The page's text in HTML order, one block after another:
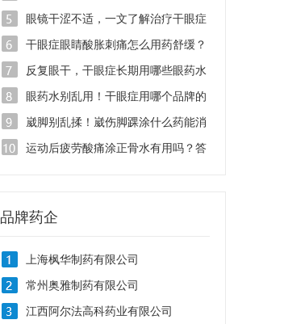
液管用吗？
眼镜干涩不适，一文了解治疗干眼症
的滴眼液有哪些品牌
干眼症眼睛酸胀刺痛怎么用药舒缓？
找准病根是关键
反复眼干，干眼症长期用哪些眼药水
安全不刺激？
眼药水别乱用！干眼症用哪个品牌的
眼药水治疗效果好？
崴脚别乱揉！崴伤脚踝涂什么药能消
肿止痛？
运动后疲劳酸痛涂正骨水有用吗？答
品牌药企
上海枫华制药有限公司
常州奥雅制药有限公司
江西阿尔法高科药业有限公司